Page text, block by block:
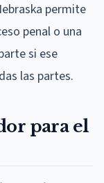
permite
penal o una
si ese
las partes.
para el